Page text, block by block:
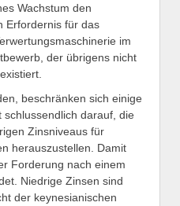
Wachstum den
Erfordernis für das
im
der übrigens nicht
beschränken sich einige
darauf, die
Zinsniveaus für
herauszustellen. Damit
Forderung nach einem
Niedrige Zinsen sind
der keynesianischen